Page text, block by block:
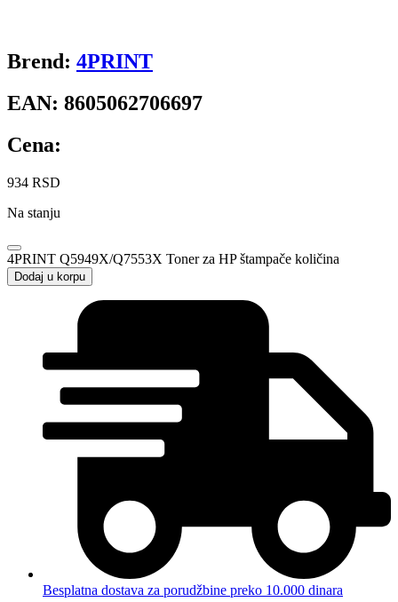
Brend: 4PRINT
EAN: 8605062706697
Cena:
934 RSD
Na stanju
4PRINT Q5949X/Q7553X Toner za HP štampače količina
Dodaj u korpu
Besplatna dostava za porudžbine preko 10.000 dinara